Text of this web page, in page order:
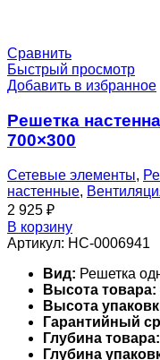
Сравнить
Быстрый просмотр
Добавить в избранное
Решетка
700×300
Сетевые элементы,
настенные,
2 925 ₽
В корзину
Артикул: НС-0006941
Вид: Решетка
Высота товара:
Высота
Гарантийный
Глубина товара:
Глубина